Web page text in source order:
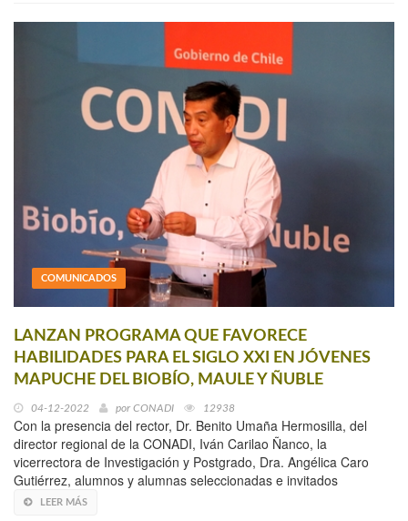
COMUNICADOS
LANZAN PROGRAMA QUE FAVORECE
HABILIDADES PARA EL SIGLO XXI EN JÓVENES
MAPUCHE DEL BIOBÍO, MAULE Y ÑUBLE
04-12-2022 por CONADI 12938
Con la presencia del rector, Dr. Benito Umaña Hermosilla, del
director regional de la CONADI, Iván Carilao Ñanco, la
vicerrectora de Investigación y Postgrado, Dra. Angélica Caro
Gutiérrez, alumnos y alumnas seleccionadas e invitados
LEER MÁS